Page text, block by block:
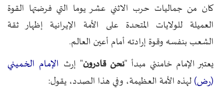
كان من جماليات حرب الاثني عشر يوما التي فرضتها القوة
العميلة للولايات المتحدة على الأمة الإيرانية إظهار ثقة
الشعب بنفسه وقوة إرادته أمام أعين العالم.
يعتبر الإمام خامنئي مبدأ "نحن قادرون" إرث الإمام الخميني
(رض)لهذه الأمة العظيمة، وفي هذا الصدد، يقول: